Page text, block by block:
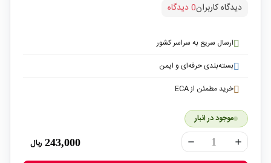
دیدگاه کاربران0 دیدگاه
ارسال سریع به سراسر کشور
بسته‌بندی حرفه‌ای و ایمن
خرید مطمئن از ECA
موجود در انبار
remove add
243,000 ریال